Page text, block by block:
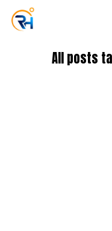
All posts